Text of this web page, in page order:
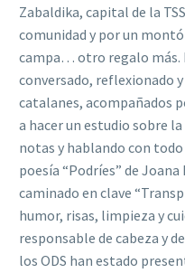
Zabaldika, capital de la
comunidad y por un
campa… otro regalo más.
conversado, reflexionado
catalanes, acompañados
a hacer un estudio sobre
notas y hablando con
poesía “Podríes” de
caminado en clave
humor, risas, limpieza y
responsable de cabeza y
los ODS han estado